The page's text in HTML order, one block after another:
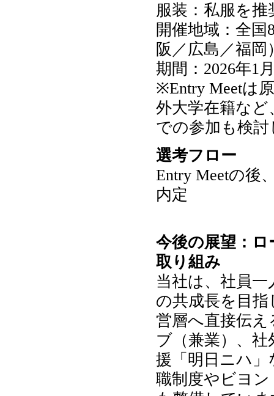
服装：私服を推
開催地域：全
阪／広島／福岡
期間：2026年1
※Entry Meetは
外大学在籍な
での参加も検
選考フロー
Entry Meetの後
内定
今後の展望：
取り組み
当社は、社員
の共成長を目
営層へ直接伝
ブ（兼業）、
援「明日ニハ
職制度やビヨ